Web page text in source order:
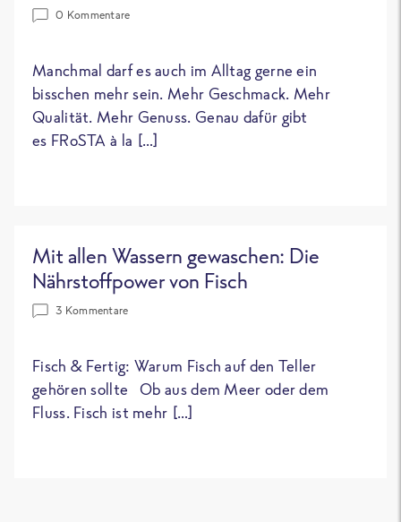
0 Kommentare
Manchmal darf es auch im Alltag gerne ein
bisschen mehr sein. Mehr Geschmack. Mehr
Qualität. Mehr Genuss. Genau dafür gibt
es FRoSTA à la […]
Mit allen Wassern gewaschen: Die
Nährstoffpower von Fisch
3 Kommentare
Fisch & Fertig: Warum Fisch auf den Teller
gehören sollte Ob aus dem Meer oder dem
Fluss. Fisch ist mehr […]